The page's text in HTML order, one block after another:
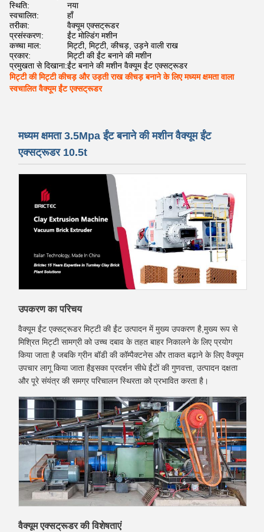
स्थिति:
नया
स्वचालित:
हाँ
तरीका:
वैक्यूम एक्सट्रूडर
प्रसंस्करण:
ईंट मोल्डिंग मशीन
कच्चा माल:
मिट्टी, मिट्टी, कीचड़, उड़ने वाली राख
प्रकार:
मिट्टी की ईंट बनाने की मशीन
प्रमुखता से दिखाना:ईंट बनाने की मशीन वैक्यूम ईंट एक्सट्रूडर
मिट्टी की मिट्टी कीचड़ और उड़ती राख कीचड़ बनाने के लिए मध्यम क्षमता वाला
स्वचालित वैक्यूम ईंट एक्सट्रूडर
मध्यम क्षमता 3.5Mpa ईंट बनाने की मशीन वैक्यूम ईंट
एक्सट्रूडर 10.5t
उपकरण का परिचय
वैक्यूम ईंट एक्सट्रूडर मिट्टी की ईंट उत्पादन में मुख्य उपकरण है,मुख्य रूप से
मिश्रित मिट्टी सामग्री को उच्च दबाव के तहत बाहर निकालने के लिए प्रयोग
किया जाता है जबकि ग्रीन बॉडी की कॉम्पैक्टनेस और ताकत बढ़ाने के लिए वैक्यूम
उपचार लागू किया जाता हैइसका प्रदर्शन सीधे ईंटों की गुणवत्ता, उत्पादन दक्षता
और पूरे संयंत्र की समग्र परिचालन स्थिरता को प्रभावित करता है।
वैक्यूम एक्सट्रूडर की विशेषताएं